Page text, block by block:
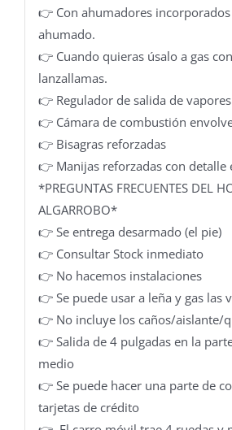
👉 Con ahumadores
ahumado.
👉 Cuando quieras úsalo a gas
lanzallamas.
👉 Regulador de salida de
👉 Cámara de combustión
👉 Bisagras reforzadas
👉 Manijas reforzadas con detalle
*PREGUNTAS FRECUENTES DEL
ALGARROBO*
👉 Se entrega desarmado (el pie)
👉 Consultar Stock inmediato
👉 No hacemos instalaciones
👉 Se puede usar a leña y gas las
👉 No incluye los caños/aislante/
👉 Salida de 4 pulgadas en la
medio
👉 Se puede hacer una parte de
tarjetas de crédito